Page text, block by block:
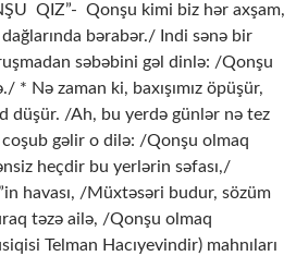
QIZ”- Qonşu kimi biz hər axşam,
bərabər./ Indi sənə bir
səbəbini gəl dinlə: /Qonşu
* Nə zaman ki, baxışımız öpüşür,
düşür. /Ah, bu yerdə günlər nə tez
gəlir o dilə: /Qonşu olmaq
heçdir bu yerlərin səfası,/
havası, /Müxtəsəri budur, sözüm
təzə ailə, /Qonşu olmaq
Telman Hacıyevindir) mahnıları